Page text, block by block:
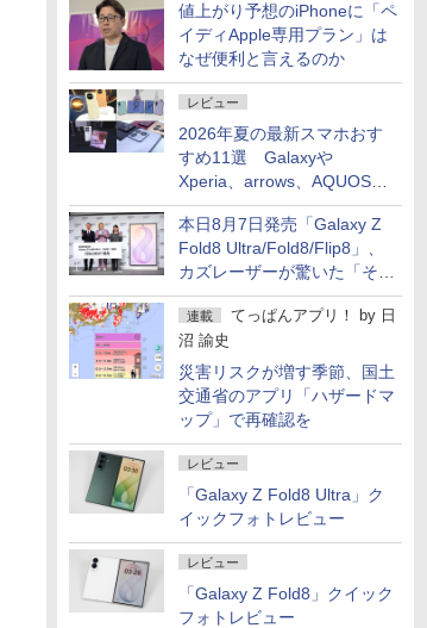
値上がり予想のiPhoneに「ペ
イディApple専用プラン」は
なぜ便利と言えるのか
レビュー
2026年夏の最新スマホおす
すめ11選 Galaxyや
Xperia、arrows、AQUOSな
ど注目機種の特徴は
本日8月7日発売「Galaxy Z
Fold8 Ultra/Fold8/Flip8」、
カズレーザーが驚いた「そば
屋のメニュー並みの薄さ」
連載 てっぱんアプリ！ by 日
沼 諭史
災害リスクが増す季節、国土
交通省のアプリ「ハザードマ
ップ」で再確認を
レビュー
「Galaxy Z Fold8 Ultra」ク
イックフォトレビュー
レビュー
「Galaxy Z Fold8」クイック
フォトレビュー